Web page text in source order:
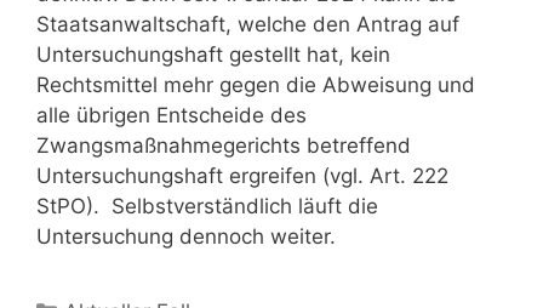
Staatsanwaltschaft, welche den Antrag auf
Untersuchungshaft gestellt hat, kein
Rechtsmittel mehr gegen die Abweisung und
alle übrigen Entscheide des
Zwangsmaßnahmegerichts betreffend
Untersuchungshaft ergreifen (vgl. Art. 222
StPO). Selbstverständlich läuft die
Untersuchung dennoch weiter.